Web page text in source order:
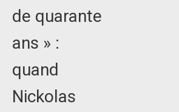
de quarante
ans » :
quand
Nickolas